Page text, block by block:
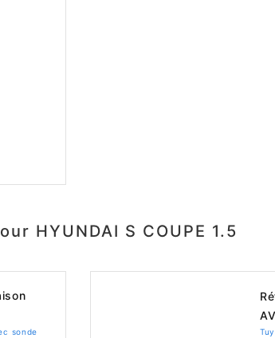
HYUNDAI S COUPE 1.5
sonde